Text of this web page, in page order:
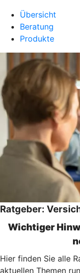
Übersicht
Beratung
Produkte
Ratgeber:
Wichtiger
Hier finden Sie alle
aktuellen Themen